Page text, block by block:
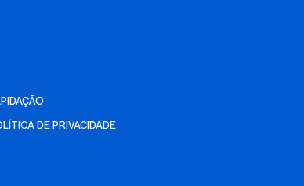
DE PRIVACIDADE